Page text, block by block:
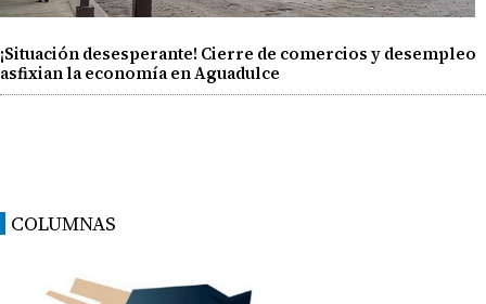
¡Situación desesperante! Cierre de comercios y desempleo
asfixian la economía en Aguadulce
COLUMNAS